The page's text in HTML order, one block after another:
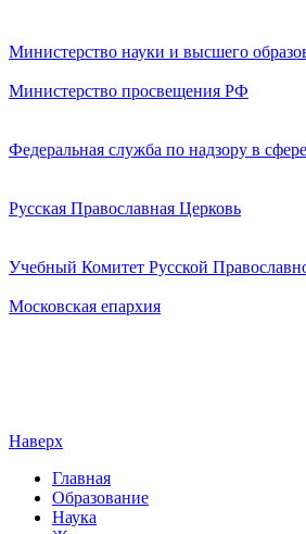
Министерство науки и высшего
Министерство просвещения РФ
Федеральная служба по надзору в
Русская Православная Церковь
Учебный Комитет Русской
Московская епархия
Наверх
Главная
Образование
Наука